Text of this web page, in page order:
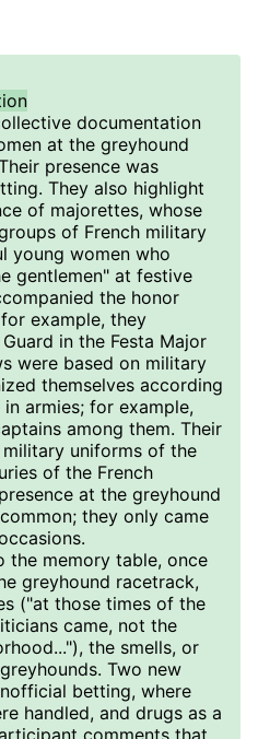
documentation
at the greyhound
presence was
They also highlight
of majorettes, whose
of French military
young women who
gentlemen" at festive
the honor
example, they
in the Festa Major
were based on military
themselves according
armies; for example,
among them. Their
uniforms of the
of the French
at the greyhound
they only came
the memory table, once
greyhound racetrack,
("at those times of the
came, not the
the smells, or
Two new
betting, where
handled, and drugs as a
comments that